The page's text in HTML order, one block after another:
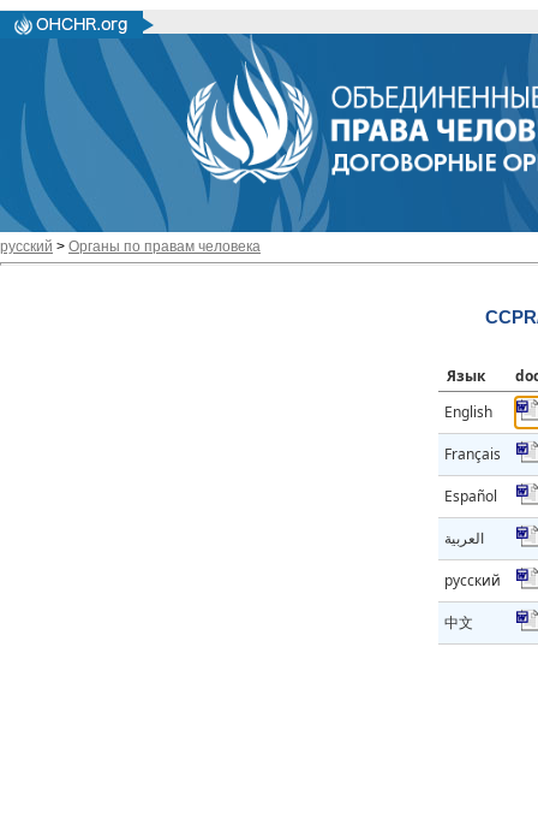
русский > Органы по правам человека
Язык
English
Français
Español
العربية
русский
中文